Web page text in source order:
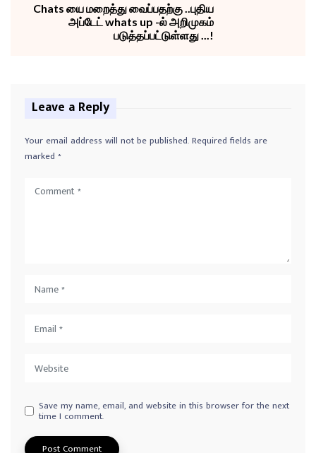
Chats யை மறைத்து வைப்பதற்கு ..புதிய
அப்டேட் whats up -ல் அறிமுகம்
படுத்தப்பட்டுள்ளது ...!
Leave a Reply
Your email address will not be published.Required fields are
marked *
Save my name, email, and website in this browser for the next
time I comment.